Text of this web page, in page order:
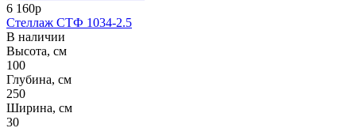
6 160р
Стеллаж СТФ 1034-2.5
В наличии
Высота, см
100
Глубина, см
250
Ширина, см
30